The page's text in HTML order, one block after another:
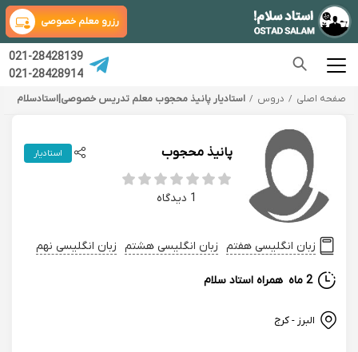
رزرو معلم خصوصی
021-28428139
021-28428914
صفحه اصلی دروس استادیار پانیذ محجوب معلم تدریس خصوصی|استادسلام
پانیذ محجوب استادیار
1 دیدگاه
زبان انگلیسی هفتم زبان انگلیسی هشتم زبان انگلیسی نهم
2 ماه همراه استاد سلام
البرز - کرج